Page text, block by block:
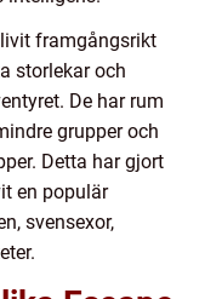
framgångsrikt
storlekar och
De har rum
grupper och
Detta har gjort
en populär
svensexor,